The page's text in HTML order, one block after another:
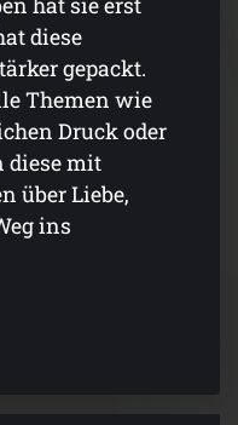
hat sie erst
diese
gepackt.
Themen wie
Druck oder
diese mit
über Liebe,
ins